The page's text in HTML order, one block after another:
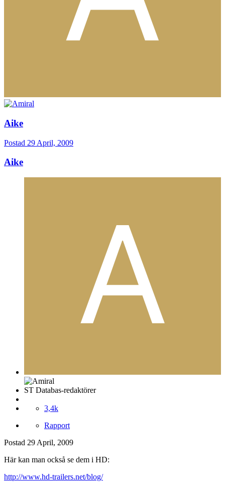
Aike
Postad 29 April, 2009
Aike
ST Databas-redaktörer
3,4k
Rapport
Postad 29 April, 2009
Här kan man också se dem i HD:
http://www.hd-trailers.net/blog/